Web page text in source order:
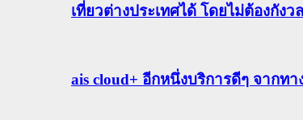
เที่ยวต่างประเทศได้ โดยไม่ต้องกัง
ais cloud+ อีกหนึ่งบริการดีๆ จากทา